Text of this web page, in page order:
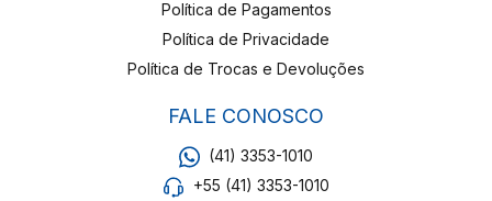
Política de Pagamentos
Política de Privacidade
Política de Trocas e Devoluções
FALE CONOSCO
(41) 3353-1010
+55 (41) 3353-1010